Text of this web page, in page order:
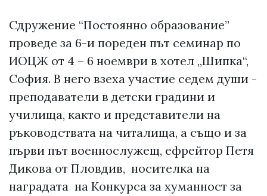
Сдружение “Постоянно образование”
проведе за 6-и пореден път семинар по
ИОЦЖ от 4 – 6 ноември в хотел „Шипка“,
София. В него взеха участие седем души -
преподаватели в детски градини и
училища, както и представители на
ръководствата на читалища, а също и за
първи път военнослужещ, ефрейтор Петя
Дикова от Пловдив, носителка на
наградата на Конкурса за хуманност за